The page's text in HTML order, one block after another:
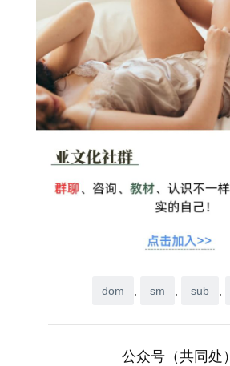
dom , sm , sub ,
公众号（共同处）